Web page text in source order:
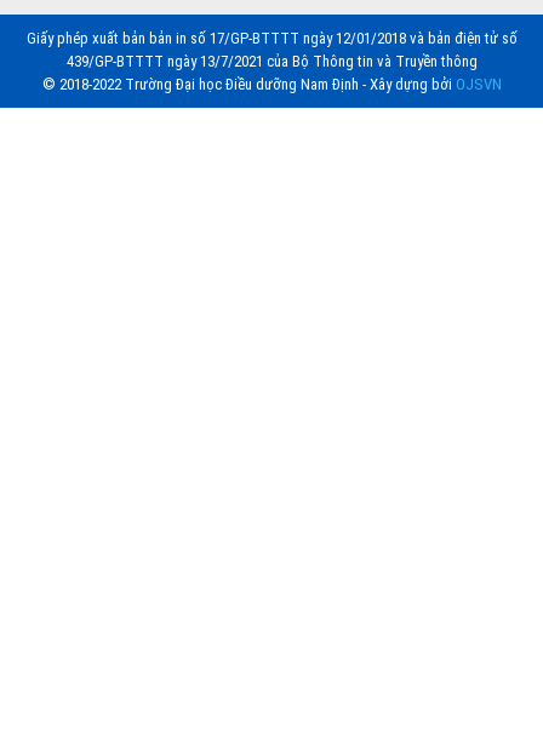
Giấy phép xuất bản bản in số 17/GP-BTTTT ngày 12/01/2018 và bản điện tử số
439/GP-BTTTT ngày 13/7/2021 của Bộ Thông tin và Truyền thông
© 2018-2022 Trường Đại học Điều dưỡng Nam Định - Xây dựng bởi OJSVN